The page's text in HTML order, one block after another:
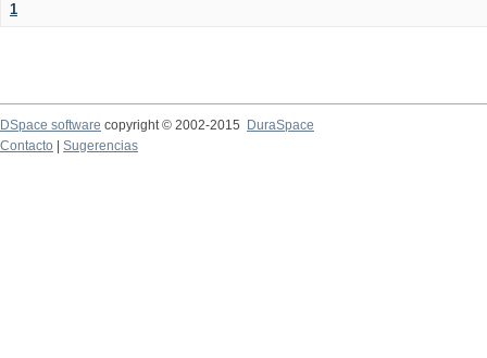
1
DSpace software copyright © 2002-2015
DuraSpace
Contacto
Sugerencias